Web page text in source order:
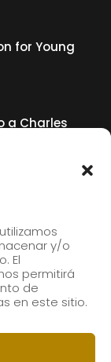
y/o
El
permitirá
de
en este sitio.
for Young
a Charles
news by